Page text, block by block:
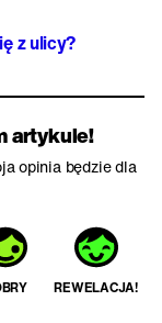
z ulicy?
artykule!
opinia będzie dla
REWELACJA!